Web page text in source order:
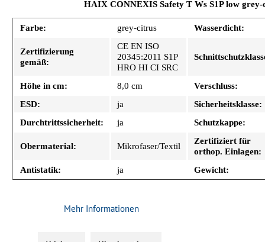
HAIX CONNEXIS Safety T Ws S1P low
Farbe: grey-citrus Wasserdicht:
Zertifizierung
gemäß:
CE EN ISO
20345:2011 S1P
HRO HI CI SRC
Höhe in cm: 8,0 cm
Verschluss:
ESD:
ja
Sicherheitsklasse:
Durchtrittssicherheit:
ja Schutzkappe:
Obermaterial: Mikrofaser/Textil
Zertifiziert für
orthop. Einlagen:
Antistatik:
ja Gewicht: